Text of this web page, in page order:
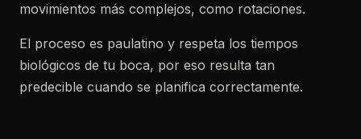
movimientos más complejos, como rotaciones.
El proceso es paulatino y respeta los tiempos
biológicos de tu boca, por eso resulta tan
predecible cuando se planifica correctamente.